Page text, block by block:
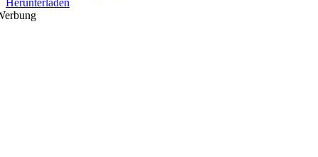
Herunterladen